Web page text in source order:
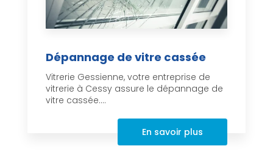
Dépannage de vitre cassée
Vitrerie Gessienne, votre entreprise de
vitrerie à Cessy assure le dépannage de
vitre cassée....
En savoir plus